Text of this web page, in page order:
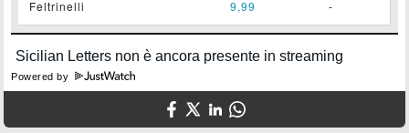
Feltrinelli 9,99 -
Powered by